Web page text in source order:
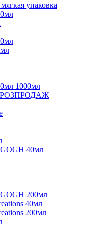
упаковка
1000мл
РОЗПРОДАЖ
40мл
200мл
40мл
200мл